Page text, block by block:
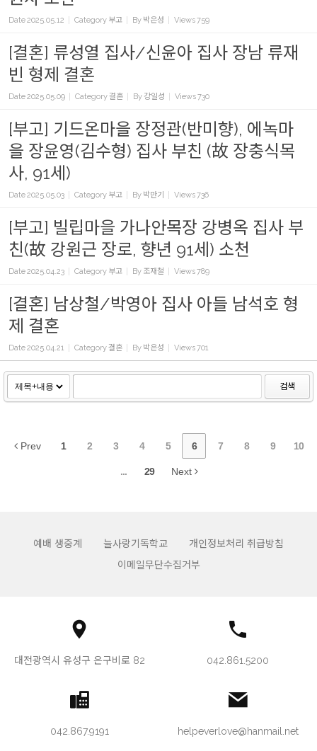
Date2025.05.12 Category 부고 By 박은성 Views759
[결혼] 류성열 집사/신윤아 집사 장남 류재
빈 형제 결혼
Date2025.05.09 Category결혼 By 강일성 Views730
[부고] 기드온마을 장정관(반미향), 에녹마
을 장윤영(김수형) 집사 부친 (故 장충식목
사, 91세)
Date2025.05.03 Category 부고 By 박만기 Views736
[부고] 빌립마을 가나안목장 강병옥 집사 부
친(故 강원근 장로, 향년 91세) 소천
Date2025.04.23 Category 부고 By 조재철 Views789
[결혼] 남상철/박영아 집사 아들 남석호 형
제 결혼
Date2025.04.21 Category결혼 By 박은성 Views701
검색
Prev 1 2 3 4 5 6 7 8 9 10
... 29 Next
예배 생중계 늘사랑기독학교
개인정보처리 취급방침
이메일무단수집거부
대전광역시 유성구 은구비로 82 042.861.5200
042.867.9191 helpeverlove@hanmail.net